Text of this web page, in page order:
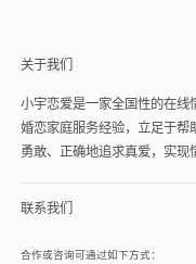
关于我们
小宇恋爱是一家全国性的在线
婚恋家庭服务经验，立足于帮
勇敢、正确地追求真爱，实现
联系我们
合作或咨询可通过如下方式：